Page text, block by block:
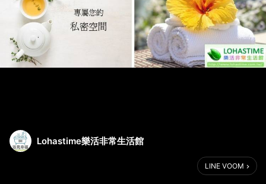
Lohastime樂活非常生活館
LINE VOOM